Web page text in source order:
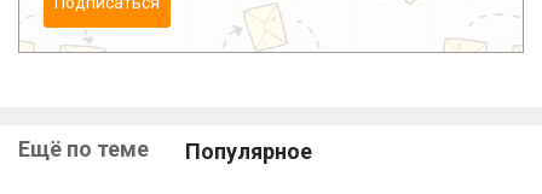
Ещё по теме Популярное